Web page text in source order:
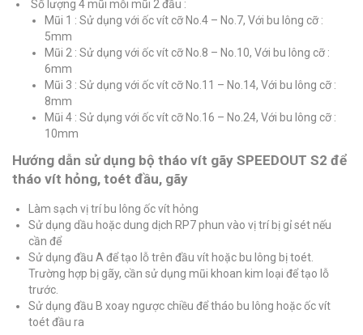
Số lượng 4 mũi mỗi mũi 2 đầu :
Mũi 1 : Sử dụng với ốc vít cỡ No.4 – No.7, Với bu lông cỡ :
5mm
Mũi 2 : Sử dụng với ốc vít cỡ No.8 – No.10, Với bu lông cỡ :
6mm
Mũi 3 : Sử dụng với ốc vít cỡ No.11 – No.14, Với bu lông cỡ :
8mm
Mũi 4 : Sử dụng với ốc vít cỡ No.16 – No.24, Với bu lông cỡ :
10mm
Hướng dẫn sử dụng bộ tháo vít gãy SPEEDOUT S2 để
tháo vít hỏng, toét đầu, gãy
Làm sạch vị trí bu lông ốc vít hỏng
Sử dụng dầu hoặc dung dịch RP7 phun vào vị trí bị gỉ sét nếu
cần để
Sử dụng đầu A để tạo lỗ trên đầu vít hoặc bu lông bị toét.
Trường hợp bị gãy, cần sử dụng mũi khoan kim loại để tạo lỗ
trước.
Sử dụng đầu B xoay ngược chiều để tháo bu lông hoặc ốc vít
toét đầu ra